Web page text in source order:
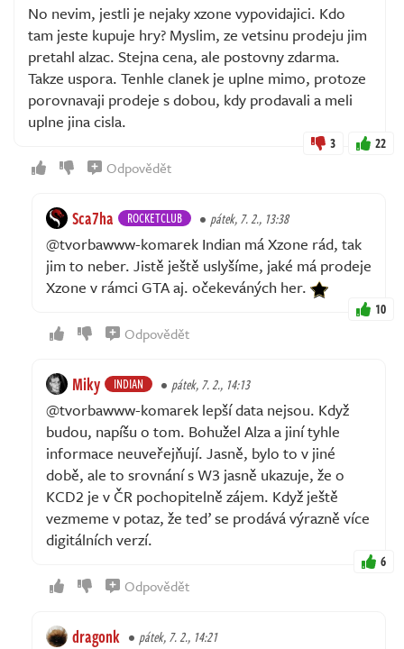
No nevim, jestli je nejaky xzone vypovidajici. Kdo
tam jeste kupuje hry? Myslim, ze vetsinu prodeju jim
pretahl alzac. Stejna cena, ale postovny zdarma.
Takze uspora. Tenhle clanek je uplne mimo, protoze
porovnavaji prodeje s dobou, kdy prodavali a meli
uplne jina cisla.
3 22
Odpovědět
Sca7ha ROCKETCLUB pátek, 7. 2., 13:38
@tvorbawww-komarek Indian má Xzone rád, tak
jim to neber. Jistě ještě uslyšíme, jaké má prodeje
Xzone v rámci GTA aj. očekeváných her.
10
Odpovědět
Miky INDIAN pátek, 7. 2., 14:13
@tvorbawww-komarek lepší data nejsou. Když
budou, napíšu o tom. Bohužel Alza a jiní tyhle
informace neuveřejňují. Jasně, bylo to v jiné
době, ale to srovnání s W3 jasně ukazuje, že o
KCD2 je v ČR pochopitelně zájem. Když ještě
vezmeme v potaz, že teď se prodává výrazně více
digitálních verzí.
6
Odpovědět
dragonk pátek, 7. 2., 14:21